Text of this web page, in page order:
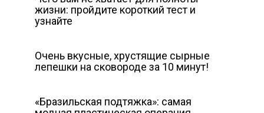
жизни: пройдите короткий тест и
узнайте
Очень вкусные, хрустящие сырные
лепешки на сковороде за 10 минут!
«Бразильская подтяжка»: самая